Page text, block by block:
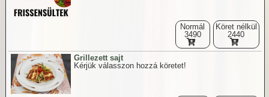
Normál
3490
Köret nélkül
2440
Grillezett sajt
Kérjük válasszon hozzá köretet!